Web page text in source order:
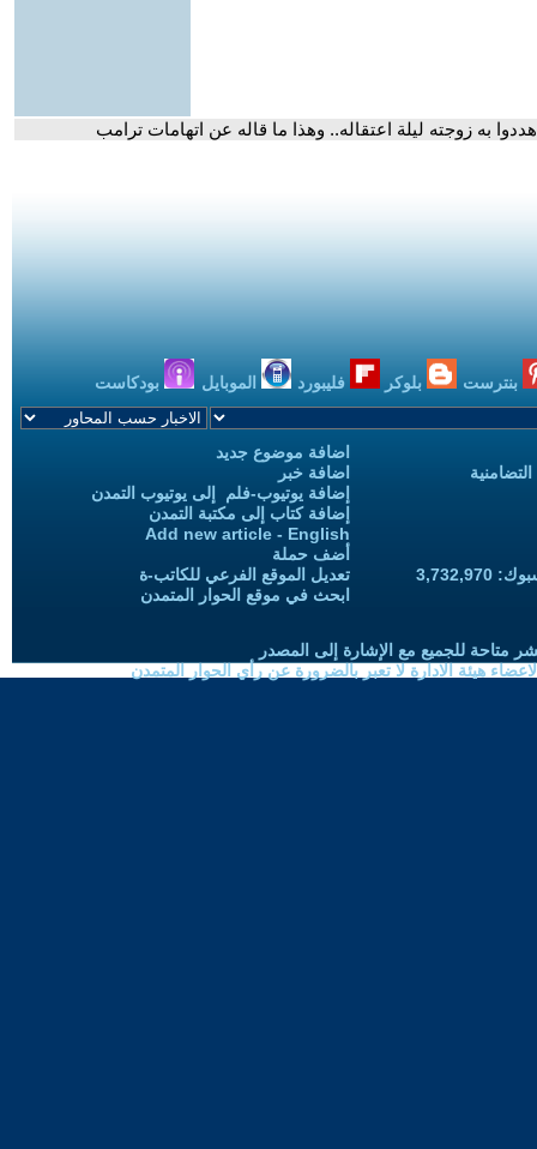
بنترست بلوكر فليبورد الموبايل بودكاست
اضافة موضوع جديد
اضافة خبر
إضافة يوتيوب-فلم إلى يوتيوب التمدن
إضافة كتاب إلى مكتبة التمدن
Add new article - English
أضف حملة
تعديل الموقع الفرعي للكاتب-ة
ابحث في موقع الحوار المتمدن
متاحة للجميع مع الإشارة إلى المصدر
هيئة الادارة لا تعبر بالضرورة عن رأي الحوار المتمدن